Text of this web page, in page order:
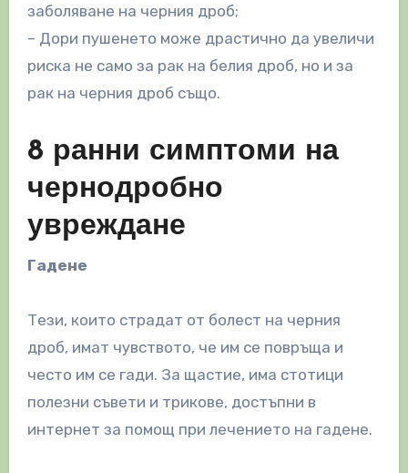
заболяване на черния дроб;
– Дори пушенето може драстично да увеличи
риска не само за рак на белия дроб, но и за
рак на черния дроб също.
8 ранни симптоми на
чернодробно
увреждане
Гадене
Тези, които страдат от болест на черния
дроб, имат чувството, че им се повръща и
често им се гади. За щастие, има стотици
полезни съвети и трикове, достъпни в
интернет за помощ при лечението на гадене.